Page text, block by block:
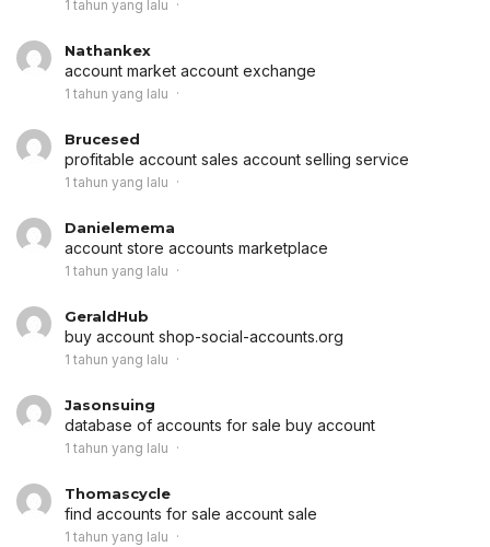
1 tahun yang lalu
Nathankex
account market account exchange
1 tahun yang lalu
Brucesed
profitable account sales account selling service
1 tahun yang lalu
Danielemema
account store accounts marketplace
1 tahun yang lalu
GeraldHub
buy account shop-social-accounts.org
1 tahun yang lalu
Jasonsuing
database of accounts for sale buy account
1 tahun yang lalu
Thomascycle
find accounts for sale account sale
1 tahun yang lalu